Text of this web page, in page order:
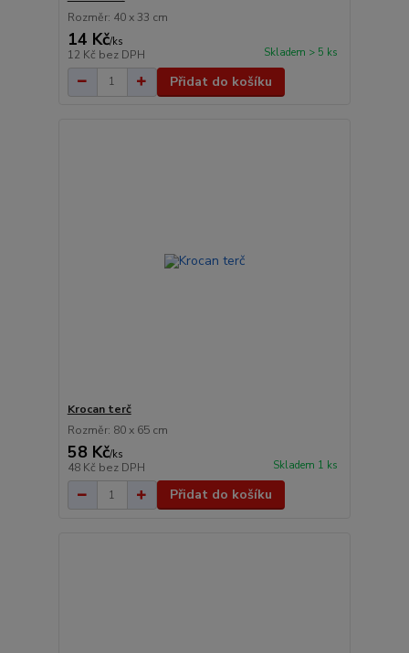
Rozměr: 40 x 33 cm
14 Kč/ks
12 Kč bez DPH Skladem > 5 ks
Přidat do košíku
Krocan terč
Rozměr: 80 x 65 cm
58 Kč/ks
48 Kč bez DPH Skladem 1 ks
Přidat do košíku